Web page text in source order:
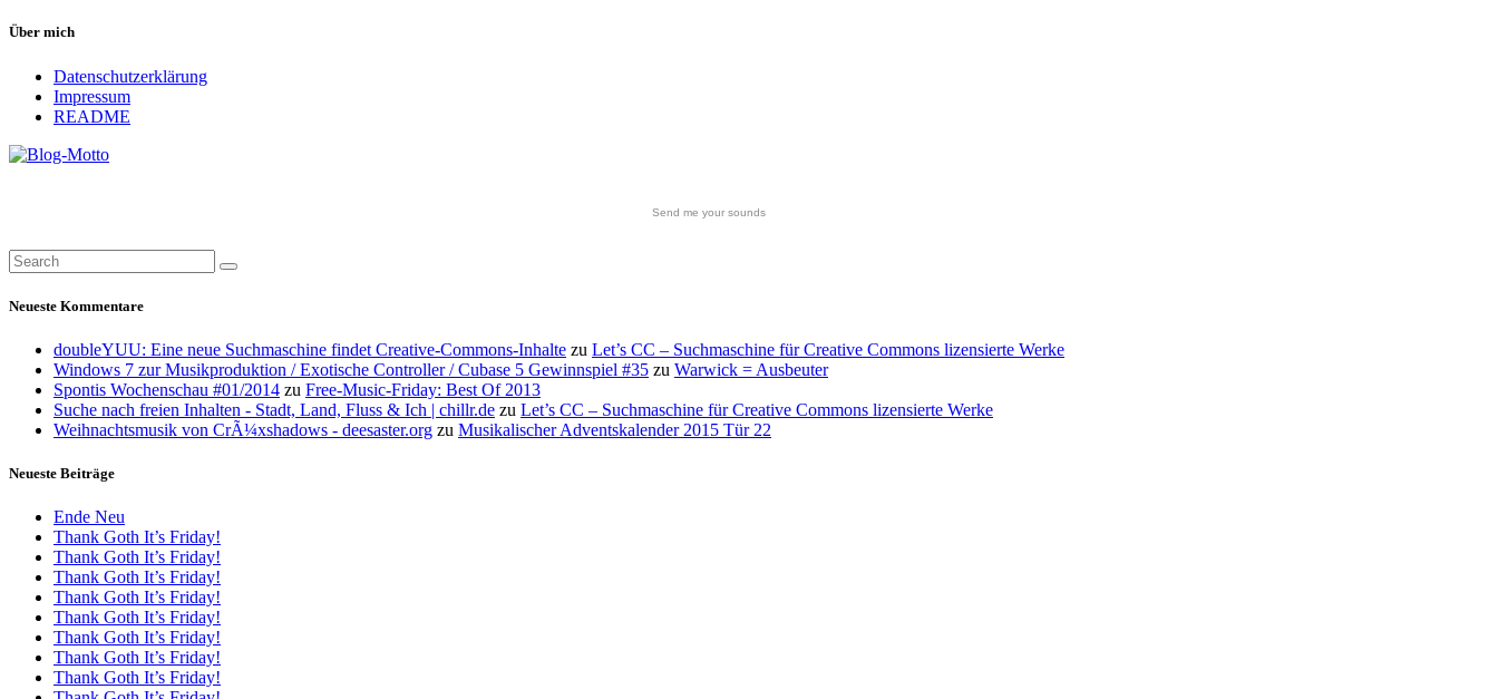
Über mich
Datenschutzerklärung
Impressum
README
Send me your sounds
Neueste Kommentare
doubleYUU: Eine neue Suchmaschine findet Creative-Commons-Inhalte zu Let’s CC – Suchmaschine für Creative Commons lizensierte Werke
Windows 7 zur Musikproduktion / Exotische Controller / Cubase 5 Gewinnspiel #35 zu Warwick = Ausbeuter
Spontis Wochenschau #01/2014 zu Free-Music-Friday: Best Of 2013
Suche nach freien Inhalten - Stadt, Land, Fluss & Ich | chillr.de zu Let’s CC – Suchmaschine für Creative Commons lizensierte Werke
Weihnachtsmusik von CrÃ¼xshadows - deesaster.org zu Musikalischer Adventskalender 2015 Tür 22
Neueste Beiträge
Ende Neu
Thank Goth It’s Friday!
Thank Goth It’s Friday!
Thank Goth It’s Friday!
Thank Goth It’s Friday!
Thank Goth It’s Friday!
Thank Goth It’s Friday!
Thank Goth It’s Friday!
Thank Goth It’s Friday!